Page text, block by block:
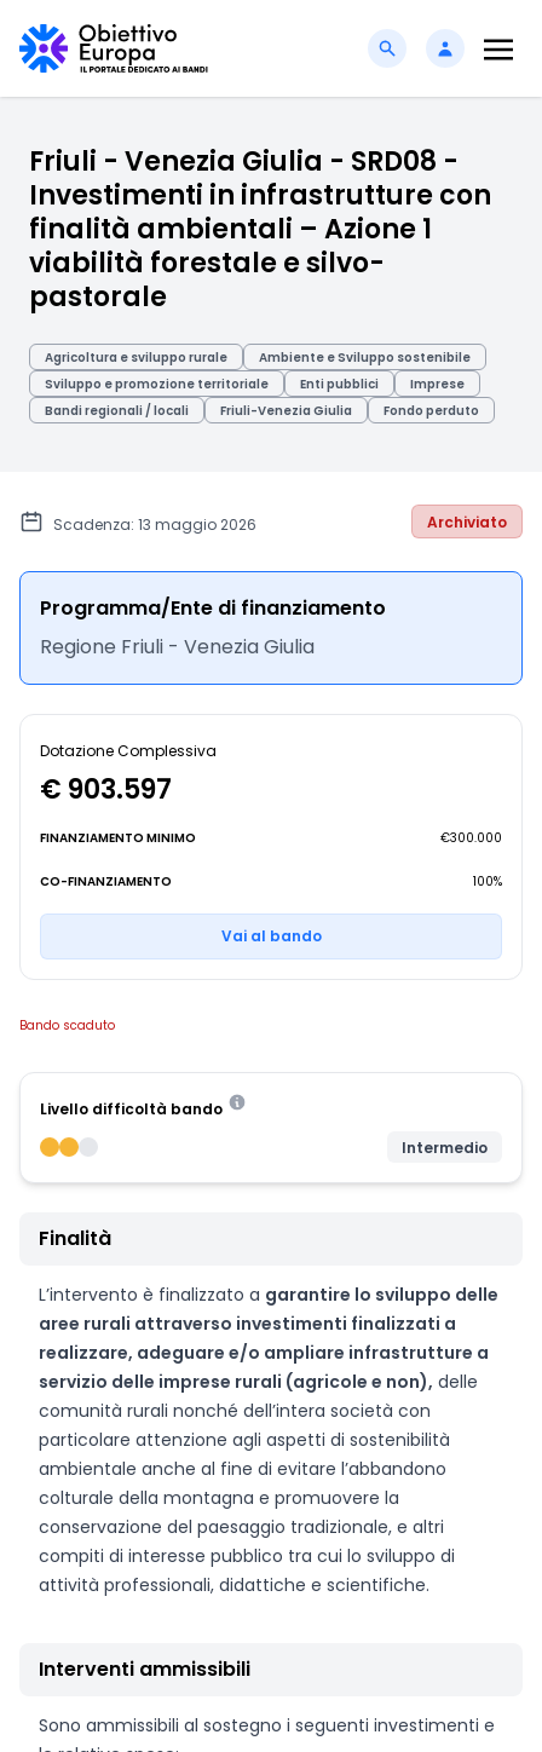
Friuli - Venezia Giulia - SRD08 -
Investimenti in infrastrutture con
finalità ambientali – Azione 1
viabilità forestale e silvo-
pastorale
Agricoltura e sviluppo rurale
Ambiente e Sviluppo sostenibile
Sviluppo e promozione territoriale
Enti pubblici
Imprese
Bandi regionali / locali
Friuli-Venezia Giulia Fondo perduto
Scadenza: 13 maggio 2026 Archiviato
Programma/Ente di finanziamento
Regione Friuli - Venezia Giulia
Dotazione Complessiva
€ 903.597
FINANZIAMENTO MINIMO €300.000
CO-FINANZIAMENTO 100%
Vai al bando
Bando scaduto
Livello difficoltà bando
Intermedio
Finalità
L’intervento è finalizzato a garantire lo sviluppo delle
aree rurali attraverso investimenti finalizzati a
realizzare, adeguare e/o ampliare infrastrutture a
servizio delle imprese rurali (agricole e non), delle
comunità rurali nonché dell’intera società con
particolare attenzione agli aspetti di sostenibilità
ambientale anche al fine di evitare l’abbandono
colturale della montagna e promuovere la
conservazione del paesaggio tradizionale, e altri
compiti di interesse pubblico tra cui lo sviluppo di
attività professionali, didattiche e scientifiche.
Interventi ammissibili
Sono ammissibili al sostegno i seguenti investimenti e